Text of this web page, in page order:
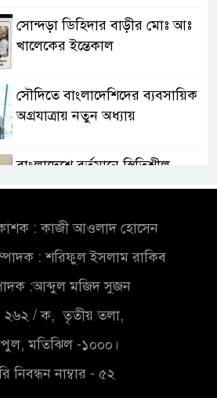
সোন্দড়া ডিহিদার বাড়ীর মোঃ আঃ
খালেকের ইন্তেকাল
সৌদিতে বাংলাদেশিদের ব্যবসায়িক
অগ্রযাত্রায় নতুন অধ্যায়
বাংলাদেশে বর্তমানে স্থিতিশীল
সরকার,প্রবাসীদের বিনিয়োগের
সরকার,প্রবাসীদের বিনিয়োগের
এখনই উপযুক্ত সময়
চাঁদপুরে মাটির নিচে গাঁজার ড্রাম,
মাদক কারবারি আটক
: কাজী আওলাদ হোসেন
সম্পাদক : শরিফুল ইসলাম রাকিব
:আব্দুল মজিদ সুজন
২৬২ / ক, তৃতীয় তলা,
মতিঝিল -১০০০।
নিবন্ধন নাম্বার - ৫২